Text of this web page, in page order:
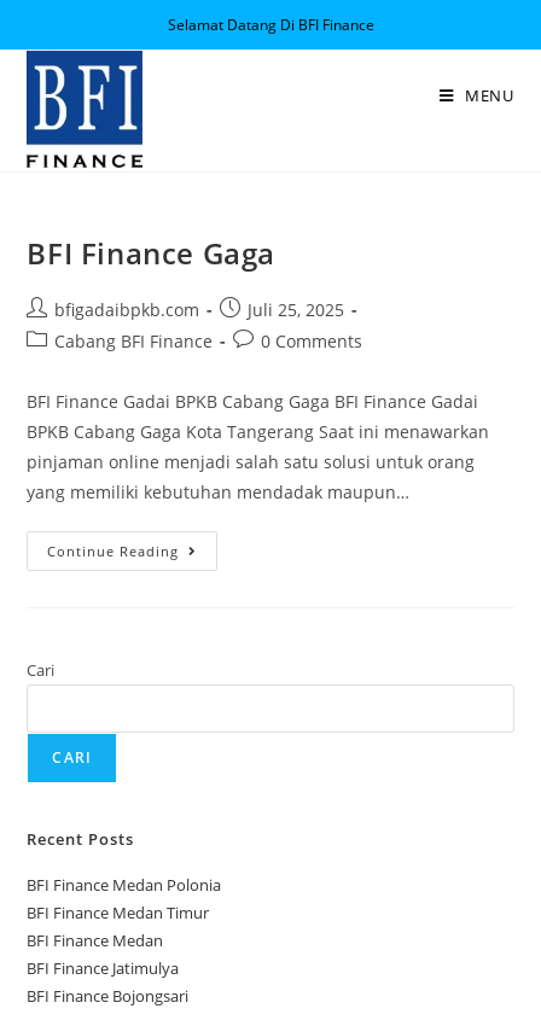
Selamat Datang Di BFI Finance
MENU
BFI Finance Gaga
bfigadaibpkb.com
Juli 25, 2025
Cabang BFI Finance
0 Comments
BFI Finance Gadai BPKB Cabang Gaga BFI Finance Gadai
BPKB Cabang Gaga Kota Tangerang Saat ini menawarkan
pinjaman online menjadi salah satu solusi untuk orang
yang memiliki kebutuhan mendadak maupun…
Continue Reading
Cari
CARI
Recent Posts
BFI Finance Medan Polonia
BFI Finance Medan Timur
BFI Finance Medan
BFI Finance Jatimulya
BFI Finance Bojongsari